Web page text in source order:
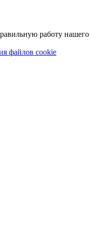
работу нашего
файлов cookie